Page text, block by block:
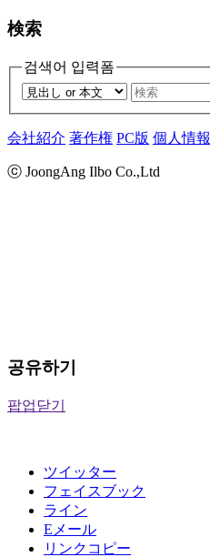
検索
검색어 입력폼
会社紹介 著作権 PC版 個人情報
ⓒ JoongAng Ilbo Co.,Ltd
공유하기
팝업닫기
ツイッター
フェイスブック
ライン
Eメール
リンクコピー